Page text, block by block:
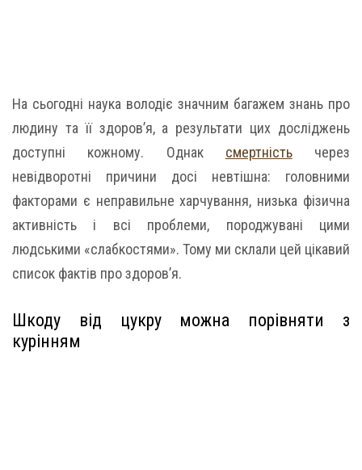
На сьогодні наука володіє значним багажем знань про
людину та її здоров’я, а результати цих досліджень
доступні кожному. Однак смертністьчерез
невідворотні причини досі невтішна: головними
факторами є неправильне харчування, низька фізична
активність і всі проблеми, породжувані цими
людськими «слабкостями». Тому ми склали цей цікавий
список фактів про здоров’я.
Шкоду від цукру можна порівняти з
курінням